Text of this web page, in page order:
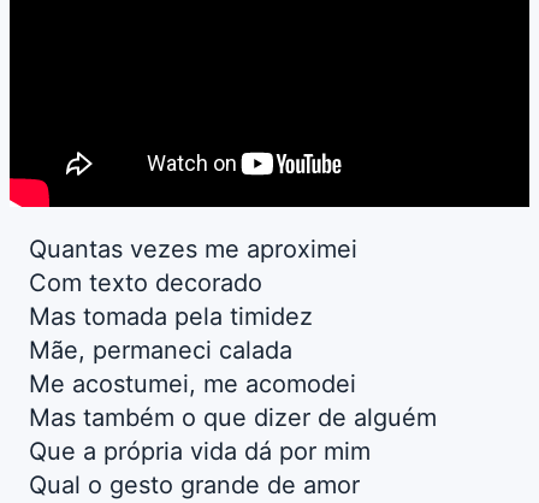
Quantas vezes me aproximei
Com texto decorado
Mas tomada pela timidez
Mãe, permaneci calada
Me acostumei, me acomodei
Mas também o que dizer de alguém
Que a própria vida dá por mim
Qual o gesto grande de amor